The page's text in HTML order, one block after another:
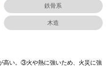
鉄骨系
木造
い。③火や熱に強いため、火災に強